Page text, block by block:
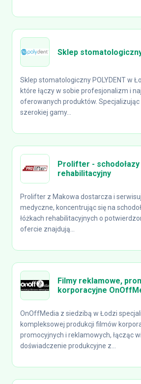
Sklep stomatologiczny
Sklep stomatologiczny POLYDENT w
które łączy w sobie profesjonalizm i
oferowanych produktów.
szerokiej gamy...
Prolifter -
rehabilitacyjny
Prolifter z Makowa dostarcza i
medyczne, koncentrując się na
łóżkach rehabilitacyjnych o
ofercie znajdują...
Filmy reklamowe,
korporacyjne
OnOffMedia z siedzibą w Łodzi
kompleksowej produkcji filmów
promocyjnych i reklamowych, łącząc
doświadczenie produkcyjne z...